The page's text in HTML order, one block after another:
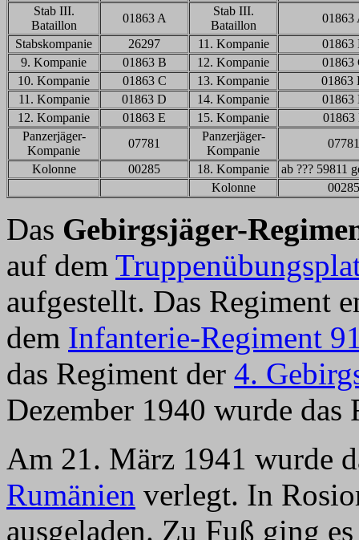
Stab III.
Bataillon
01863 A
Stab III.
Bataillon
01863
Stabskompanie
26297 11. Kompanie
01863
9. Kompanie
01863 B 12. Kompanie
01863
10. Kompanie
01863 C 13. Kompanie
01863
11. Kompanie
01863 D 14. Kompanie
01863
12. Kompanie
01863 E 15. Kompanie
01863
Panzerjäger-
Kompanie
07781
Panzerjäger-
Kompanie
07781
Kolonne
00285 18. Kompanie
ab ??? 59811
Kolonne
00285
Das Gebirgsjäger-
auf dem
aufgestellt. Das Regiment
dem Infanterie-Regiment
das Regiment der 4.
Dezember 1940 wurde
Am 21. März 1941 wurde
Rumänien verlegt. In
ausgeladen. Zu Fuß ging